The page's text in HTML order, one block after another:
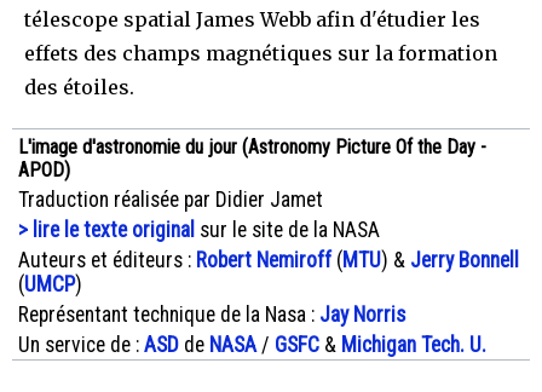
télescope spatial James Webb afin d'étudier les
effets des champs magnétiques sur la formation
des étoiles.
L'image d'astronomie du jour (Astronomy Picture Of the Day -
APOD)
Traduction réalisée par Didier Jamet
> lire le texte original sur le site de la NASA
Auteurs et éditeurs : Robert Nemiroff( MTU) & Jerry Bonnell
(UMCP)
Représentant technique de la Nasa : Jay Norris
Un service de : ASD de NASA/ GSFC & Michigan Tech. U.